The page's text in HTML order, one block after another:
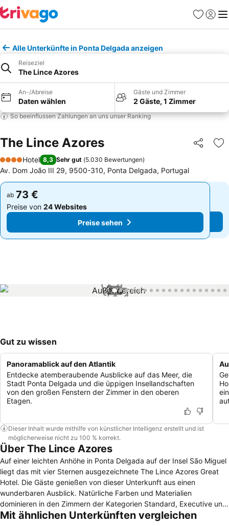
Favoriten
Alle Unterkünfte in Ponta Delgada anzeigen
Reiseziel
The Lince Azores
An-/Abreise
Daten wählen
Gäste und Zimmer
2 Gäste, 1 Zimmer
So beeinflussen Zahlungen an uns unser Ranking
The Lince Azores Teilen
4 Sterne
Hotel 8,3 Sehr gut (5.030 Bewertungen)
Av. Dom João III 29, 9500-310, Ponta Delgada, Portugal
ab 73 €
Preise von 24 Websites
Preise sehen
ab 73 €
Preise von 24 Websites
Preise sehen
1 / 77
Gut zu wissen
Panoramablick auf den Atlantik
Entdecke atemberaubende Ausblicke auf das Meer, die
Stadt Ponta Delgada und die üppigen Insellandschaften
von den großen Fenstern der Zimmer in den oberen
Etagen.
Dieser Inhalt wurde mithilfe von künstlicher Intelligenz erstellt und ist
möglicherweise nicht zu 100 % korrekt.
Über The Lince Azores
Auf einer leichten Anhöhe in Ponta Delgada auf der Insel São Miguel
liegt das mit vier Sternen ausgezeichnete The Lince Azores Great
Hotel. Die Gäste genießen von dieser Unterkunft aus einen
wunderbaren Ausblick. Natürliche Farben und Materialien
dominieren in den Zimmern der Kategorien Standard, Executive und
Suiten des The Lince Azores Great Hotel. Gratis WLAN ist außerdem
Mit ähnlichen Unterkünften vergleichen